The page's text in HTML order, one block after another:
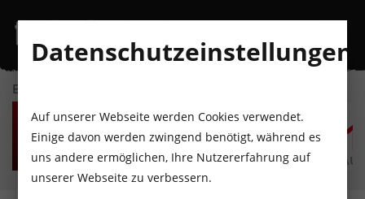
EVENTKALENDER
SO
9
AUGUST
MO
10
AUGUST
DI
11
AUGUST
MI
12
AUGUST
DO
13
AUGUST
Datenschutzeinstellungen
Auf unserer Webseite werden Cookies verwendet.
Einige davon werden zwingend benötigt, während es
uns andere ermöglichen, Ihre Nutzererfahrung auf
unserer Webseite zu verbessern.